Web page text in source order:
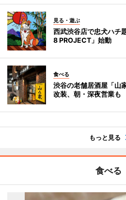
見る・遊ぶ
西武渋谷店で忠犬ハ
8 PROJECT」始動
食べる
渋谷の老舗居酒屋「
改装、朝・深夜営業も
もっと見る
食べる